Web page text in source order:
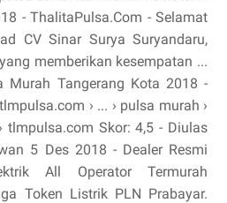
- ThalitaPulsa.Com - Selamat
CV Sinar Surya Suryandaru,
memberikan kesempatan ...
Murah Tangerang Kota 2018 -
› ... › pulsa murah ›
tlmpulsa.com Skor: 4,5 - ‎Diulas
5 Des 2018 - Dealer Resmi
All Operator Termurah
Token Listrik PLN Prabayar.